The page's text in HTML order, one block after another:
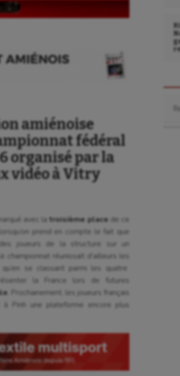
amiénoise
fédéral
organisé par la
vidéo à Vitry
avec latroisième place de ce
prend en compte le fait que
joueurs de la structure sur un
championnat réunissait d’ailleurs les
se classant parmi les quatre
la France lors de futures
. Prochainement, les joueurs français
à Pinh une plateforme encore plus